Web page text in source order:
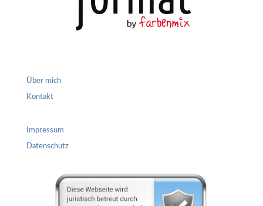
Über mich
Kontakt
Impressum
Datenschutz